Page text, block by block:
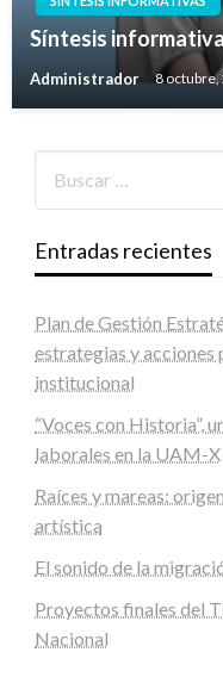
Síntesis
Administrador 8 octubre,
Entradas recientes
Plan de Gestión
estrategias y acciones
institucional
“Voces con Historia”,
laborales en la UAM-X
Raíces y mareas:
artística
El sonido de la
Proyectos finales del
Nacional